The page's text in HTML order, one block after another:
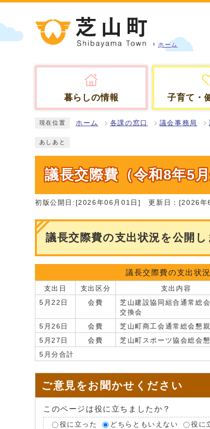
ホーム
暮らしの情報 子育て・
現在位置 ホーム 各課の窓口 議会事務局
あしあと
議長交際費（令和8年5月
初版公開日:[2026年06月01日] 更新日：[2026年
議長交際費の支出状況を公開し
議長交際費の支出状況
支出日 支出区分 支出内容
5月22日
会費
芝山建設協同組合通常総
交換会
5月26日 会費 芝山町商工会通常総会懇
5月27日
会費 芝山町スポーツ協会総会
5月分合計
ご意見をお聞かせください
このページは役に立ちましたか？
役に立った どちらともいえない 役に